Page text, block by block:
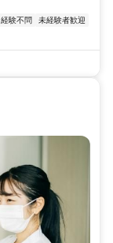
経験不問
未経験者歓迎